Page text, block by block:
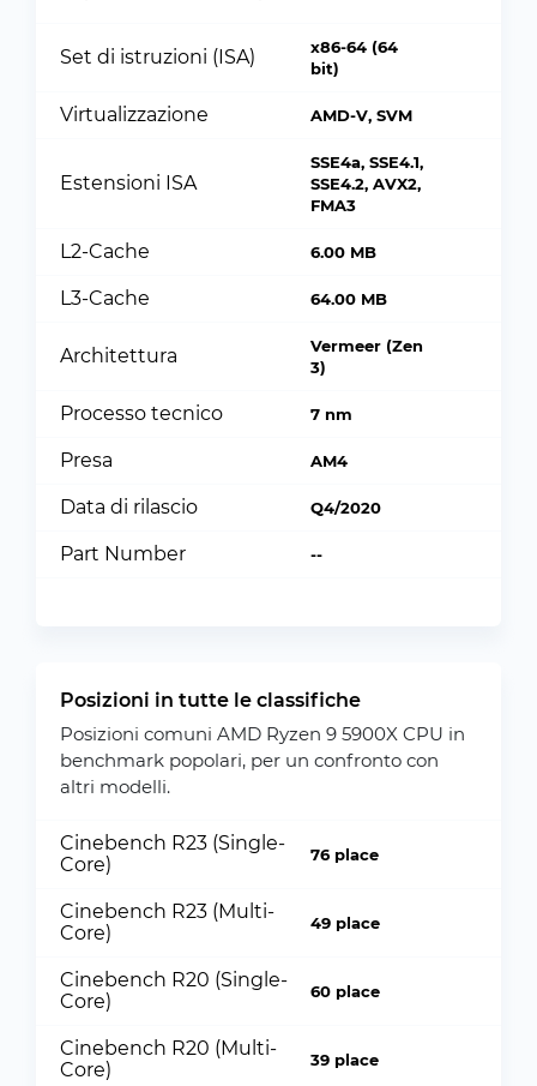
Set di istruzioni (ISA)
x86-64 (64
bit)
Virtualizzazione AMD-V, SVM
Estensioni ISA
SSE4a, SSE4.1,
SSE4.2, AVX2,
FMA3
L2-Cache 6.00 MB
L3-Cache 64.00 MB
Architettura
Vermeer (Zen
3)
Processo tecnico 7 nm
Presa AM4
Data di rilascio Q4/2020
Part Number --
Posizioni in tutte le classifiche
Posizioni comuni AMD Ryzen 9 5900X CPU in
benchmark popolari, per un confronto con
altri modelli.
Cinebench R23 (Single-
Core)
76 place
Cinebench R23 (Multi-
Core)
49 place
Cinebench R20 (Single-
Core)
60 place
Cinebench R20 (Multi-
Core)
39 place